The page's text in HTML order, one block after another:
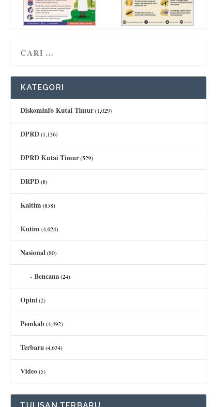
KATEGORI
Diskominfo Kutai Timur(1,029)
DPRD(1,136)
DPRD Kutai Timur(529)
DRPD(8)
Kaltim(858)
Kutim(4,024)
Nasional(80)
Bencana(24)
Opini(2)
Pemkab(4,492)
Terbaru(4,634)
Video(5)